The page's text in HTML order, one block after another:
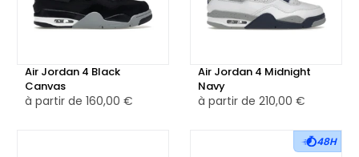
Air Jordan 4 Black
Canvas
à partir de 160,00 €
Air Jordan 4 Midnight
Navy
à partir de 210,00 €
48H